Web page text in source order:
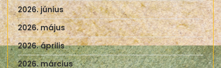
2026. június
2026. május
2026. április
2026. március